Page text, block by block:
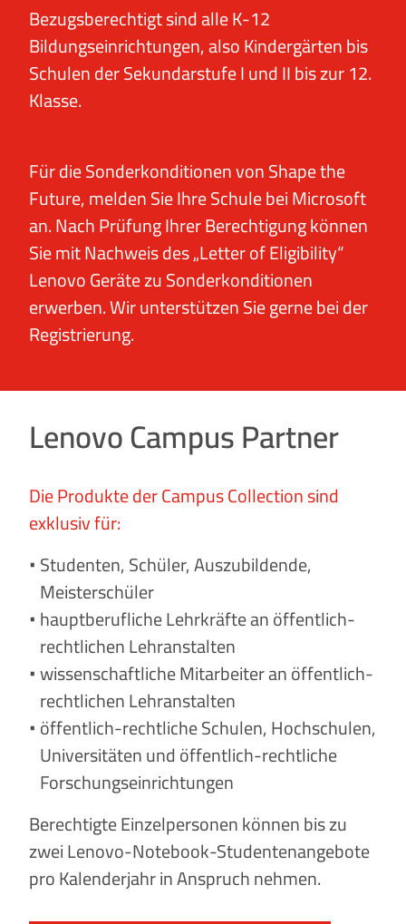
Bezugsberechtigt sind alle K-12
Bildungseinrichtungen, also Kindergärten bis
Schulen der Sekundarstufe I und II bis zur 12.
Klasse.
Für die Sonderkonditionen von Shape the
Future, melden Sie Ihre Schule bei Microsoft
an. Nach Prüfung Ihrer Berechtigung können
Sie mit Nachweis des „Letter of Eligibility“
Lenovo Geräte zu Sonderkonditionen
erwerben. Wir unterstützen Sie gerne bei der
Registrierung.
Lenovo Campus Partner
Die Produkte der Campus Collection sind
exklusiv für:
Studenten, Schüler, Auszubildende,
Meisterschüler
hauptberufliche Lehrkräfte an öffentlich-
rechtlichen Lehranstalten
wissenschaftliche Mitarbeiter an öffentlich-
rechtlichen Lehranstalten
öffentlich-rechtliche Schulen, Hochschulen,
Universitäten und öffentlich-rechtliche
Forschungseinrichtungen
Berechtigte Einzelpersonen können bis zu
zwei Lenovo-Notebook-Studentenangebote
pro Kalenderjahr in Anspruch nehmen.